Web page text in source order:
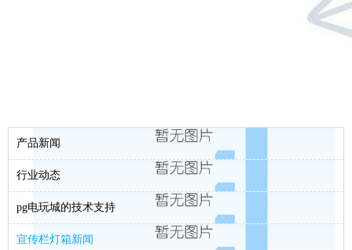
产品新闻
行业动态
pg电玩城的技术支持
宣传栏灯箱新闻